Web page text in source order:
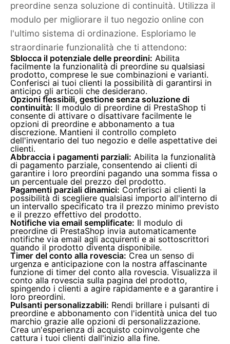
preordine senza soluzione di continuità. Utilizza il
modulo per migliorare il tuo negozio online con
l'ultimo sistema di ordinazione. Esploriamo le
straordinarie funzionalità che ti attendono:
Sblocca il potenziale delle preordini: Abilita
facilmente la funzionalità di preordine su qualsiasi
prodotto, comprese le sue combinazioni e varianti.
Conferisci ai tuoi clienti la possibilità di garantirsi in
anticipo gli articoli che desiderano.
Opzioni flessibili, gestione senza soluzione di
continuità: Il modulo di preordine di PrestaShop ti
consente di attivare o disattivare facilmente le
opzioni di preordine e abbonamento a tua
discrezione. Mantieni il controllo completo
dell'inventario del tuo negozio e delle aspettative dei
clienti.
Abbraccia i pagamenti parziali: Abilita la funzionalità
di pagamento parziale, consentendo ai clienti di
garantire i loro preordini pagando una somma fissa o
un percentuale del prezzo del prodotto.
Pagamenti parziali dinamici: Conferisci ai clienti la
possibilità di scegliere qualsiasi importo all'interno di
un intervallo specificato tra il prezzo minimo previsto
e il prezzo effettivo del prodotto.
Notifiche via email semplificate: Il modulo di
preordine di PrestaShop invia automaticamente
notifiche via email agli acquirenti e ai sottoscrittori
quando il prodotto diventa disponibile.
Timer del conto alla rovescia: Crea un senso di
urgenza e anticipazione con la nostra affascinante
funzione di timer del conto alla rovescia. Visualizza il
conto alla rovescia sulla pagina del prodotto,
spingendo i clienti a agire rapidamente e a garantire i
loro preordini.
Pulsanti personalizzabili: Rendi brillare i pulsanti di
preordine e abbonamento con l'identità unica del tuo
marchio grazie alle opzioni di personalizzazione.
Crea un'esperienza di acquisto coinvolgente che
cattura i tuoi clienti dall'inizio alla fine.